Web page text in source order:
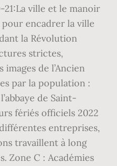
21:La ville et le manoir
encadrer la ville
la Révolution
strictes,
de l’Ancien
par la population :
de Saint-
fériés officiels 2022
entreprises,
travaillent à long
Zone C : Académies